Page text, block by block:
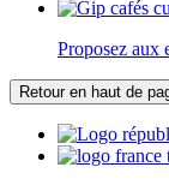
Proposez aux
Retour en haut de